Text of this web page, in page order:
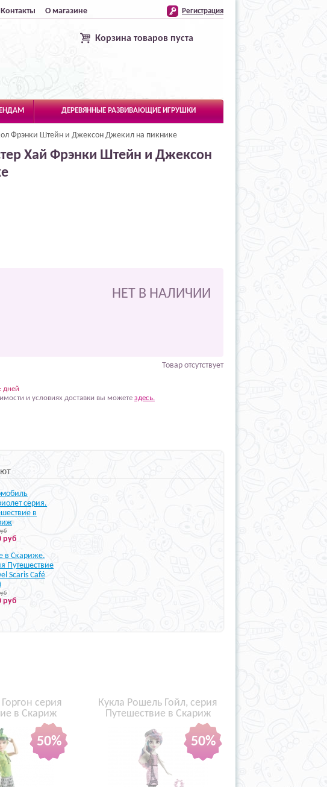
Контакты О магазине Регистрация
Корзина товаров пуста
ДЕРЕВЯННЫЕ РАЗВИВАЮЩИЕ ИГРУШКИ
Фрэнки Штейн и Джексон Джекил на пикнике
Хай Фрэнки Штейн и Джексон
НЕТ В НАЛИЧИИ
Товар отсутствует
дней
и условиях доставки вы можете здесь.
серия.
в
руб
в Скариже,
Путешествие
Scaris Café
руб
50%
серия
в Скариж
50%
Кукла Рошель Гойл, серия
Путешествие в Скариж